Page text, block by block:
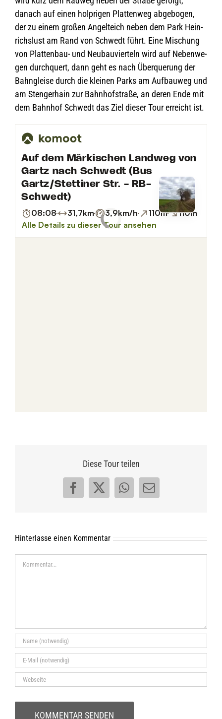
danach auf einen holp­ri­gen Plat­ten­weg abge­bo­gen,
der zu einem gro­ßen Angel­teich neben dem Park Hein­
richs­lust am Rand von Schwedt führt. Eine Mischung
von Plat­ten­bau- und Neu­bau­vier­teln wird auf Neben­we­
gen durch­quert, dann geht es nach Über­que­rung der
Bahn­gleise durch die klei­nen Parks am Auf­bau­weg und
am Sten­ger­hain zur Bahn­hof­straße, an deren Ende mit
dem Bahn­hof Schwedt das Ziel die­ser Tour erreicht ist.
Diese Tour teilen
Facebook
X WhatsApp
E-
Hinterlasse einen Kommentar
Kommentar